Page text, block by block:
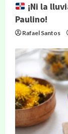
¡Ni la
Paulino!
Rafael Santos